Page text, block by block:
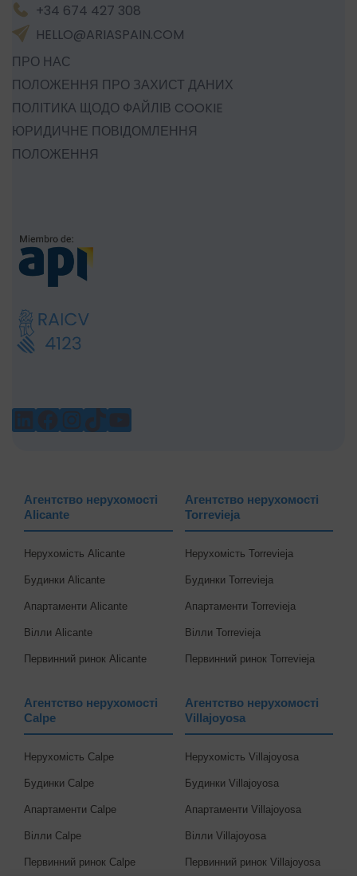
+34 674 427 308
HELLO@ARIASPAIN.COM
ПРО НАС
ПОЛОЖЕННЯ ПРО ЗАХИСТ ДАНИХ
ПОЛІТИКА ЩОДО ФАЙЛІВ COOKIE
ЮРИДИЧНЕ ПОВІДОМЛЕННЯ
ПОЛОЖЕННЯ
Агентство нерухомості
Alicante
Нерухомість Alicante
Будинки Alicante
Апартаменти Alicante
Вілли Alicante
Первинний ринок Alicante
Агентство нерухомості
Torrevieja
Нерухомість Torrevieja
Будинки Torrevieja
Апартаменти Torrevieja
Вілли Torrevieja
Первинний ринок Torrevieja
Агентство нерухомості
Calpe
Нерухомість Calpe
Будинки Calpe
Апартаменти Calpe
Вілли Calpe
Первинний ринок Calpe
Агентство нерухомості
Villajoyosa
Нерухомість Villajoyosa
Будинки Villajoyosa
Апартаменти Villajoyosa
Вілли Villajoyosa
Первинний ринок Villajoyosa